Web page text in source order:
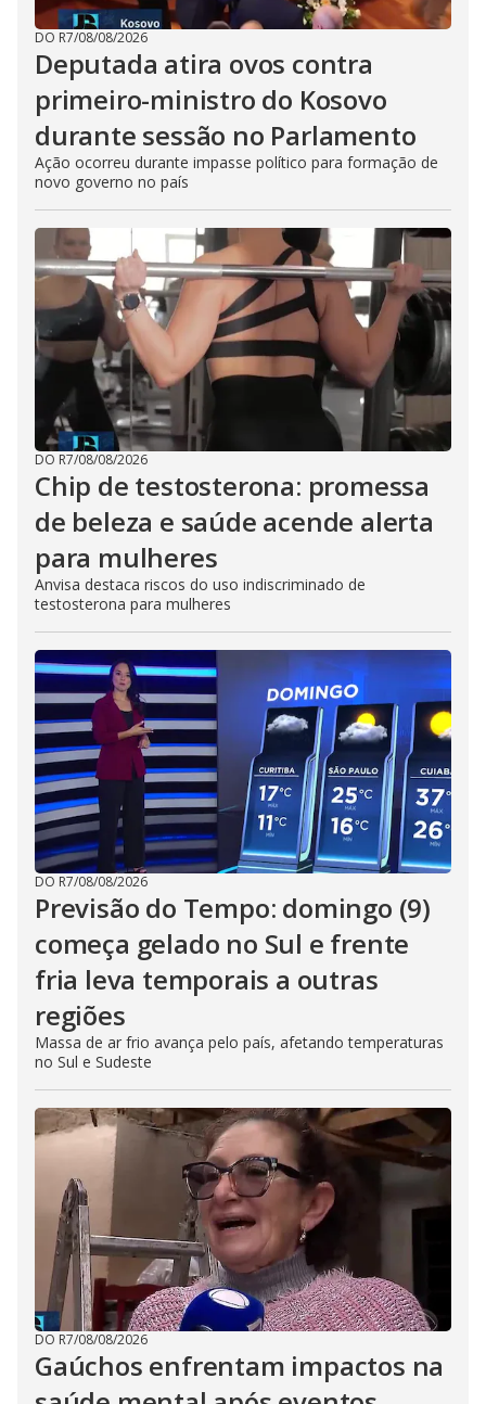
DO R7/08/08/2026
Deputada atira ovos contra
primeiro-ministro do Kosovo
durante sessão no Parlamento
Ação ocorreu durante impasse político para formação de
novo governo no país
DO R7/08/08/2026
Chip de testosterona: promessa
de beleza e saúde acende alerta
para mulheres
Anvisa destaca riscos do uso indiscriminado de
testosterona para mulheres
DO R7/08/08/2026
Previsão do Tempo: domingo (9)
começa gelado no Sul e frente
fria leva temporais a outras
regiões
Massa de ar frio avança pelo país, afetando temperaturas
no Sul e Sudeste
DO R7/08/08/2026
Gaúchos enfrentam impactos na